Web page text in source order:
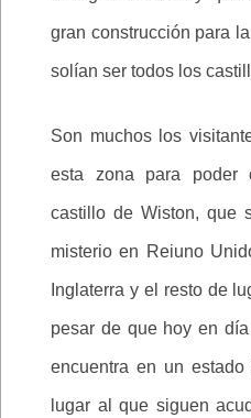
gran construcción para
solían ser todos los
Son muchos los
esta zona para poder
castillo de Wiston, que
misterio en Reiuno
Inglaterra y el resto de
pesar de que hoy en
encuentra en un
lugar al que siguen